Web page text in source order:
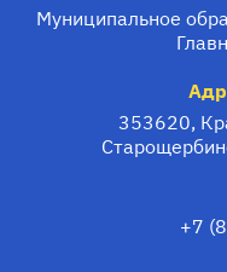
Муниципальное
353620,
+7